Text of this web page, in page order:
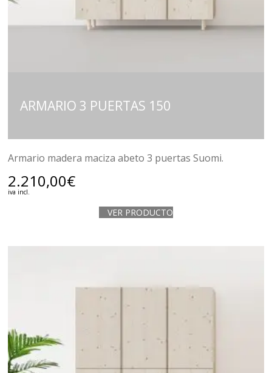
ARMARIO 3 PUERTAS 150
Armario madera maciza abeto 3 puertas Suomi.
2.210,00€
iva incl.
VER PRODUCTO